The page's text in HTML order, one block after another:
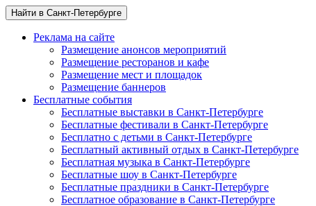
Найти в Санкт-Петербурге
Реклама на сайте
Размещение анонсов мероприятий
Размещение ресторанов и кафе
Размещение мест и площадок
Размещение баннеров
Бесплатные события
Бесплатные выставки в Санкт-Петербурге
Бесплатные фестивали в Санкт-Петербурге
Бесплатно с детьми в Санкт-Петербурге
Бесплатный активный отдых в Санкт-Петербурге
Бесплатная музыка в Санкт-Петербурге
Бесплатные шоу в Санкт-Петербурге
Бесплатные праздники в Санкт-Петербурге
Бесплатное образование в Санкт-Петербурге